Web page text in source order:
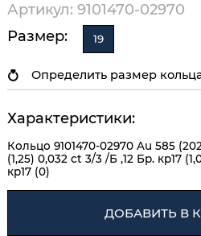
Артикул: 9101470-02970
Размер:
19
Определить размер
Характеристики:
Кольцо 9101470-02970 Au 585
(1,25) 0,032 ct 3/3 /Б ,12 Бр. кр17
кр17 (0)
ДОБАВИТЬ В